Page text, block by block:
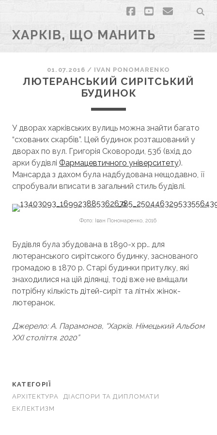
facebook
youtubeemail
ХАРКІВ, ЩО МАНИТЬ
01.07.2016 / ІVAN PONOMARENKO
ЛЮТЕРАНСЬКИЙ СИРІТСЬКИЙ
БУДИНОК
У дворах харківських вулиць можна знайти багато
“схованих скарбів”. Цей будинок розташований у
дворах по вул. Григорія Сковороди, 53б (вхід до
арки будівлі Фармацевтичного університету).
Мансарда з дахом була надбудована нещодавно, її
спробували вписати в загальний стиль будівлі.
Фото: Іван Пономаренко, 2016
Будівля була збудована в 1890-х рр.. для
лютеранського сирітського будинку, заснованого
громадою в 1870 р. Старі будинки притулку, які
знаходилися на цій ділянці, тоді вже не вміщали
потрібну кількість дітей-сиріт та літніх жінок-
лютеранок.
Джерело: А. Парамонов, “Харків. Німецький Альбом
XXI століття. 2020”
КАТЕГОРІЇ
АРХІТЕКТУРА
ДІАСПОРИ ТА ДИПЛОМАТИ
ЕКЛЕКТИЗМ